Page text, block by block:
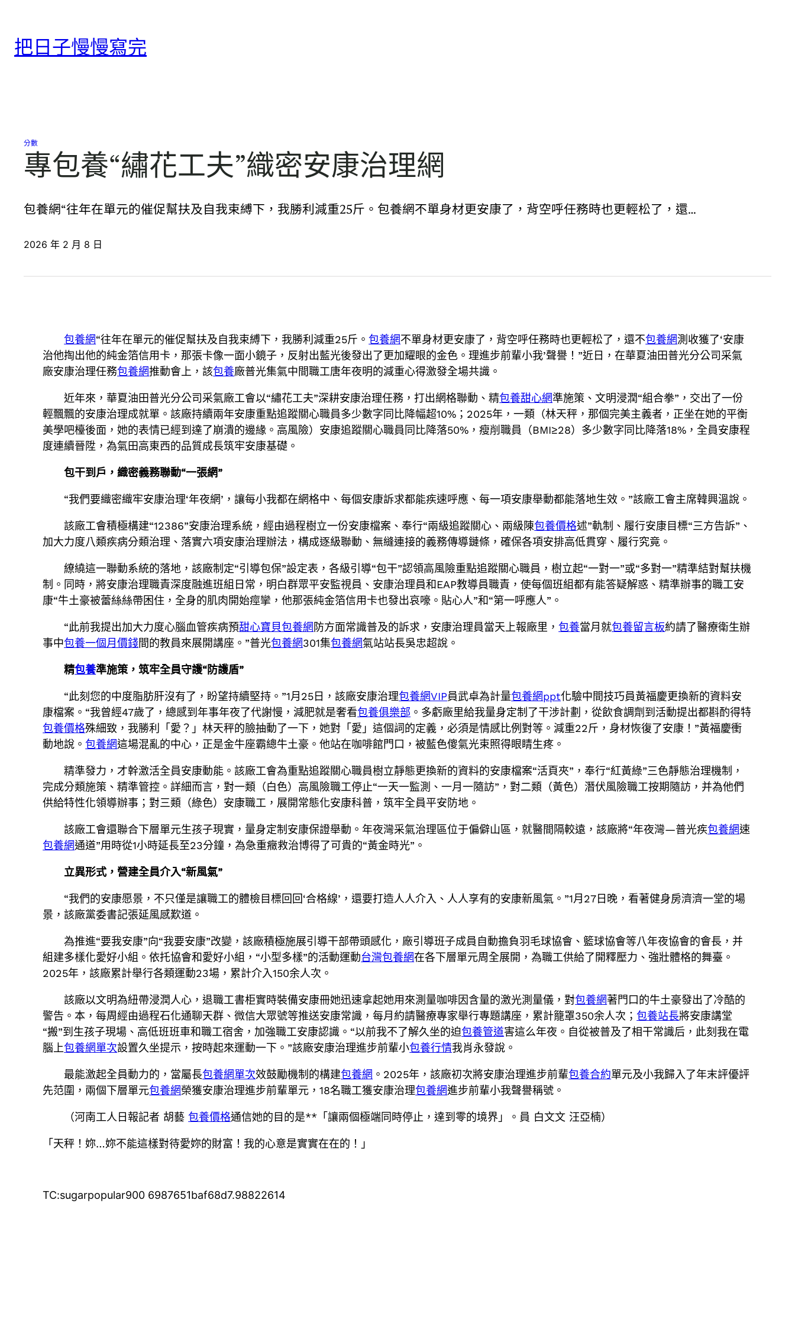
把日子慢慢寫完
分數
專包養“繡花工夫”織密安康治理網
包養網“往年在單元的催促幫扶及自我束縛下，我勝利減重25斤。包養網不單身材更安康了，背空呼任務時也更輕松了，還…
2026 年 2 月 8 日
包養網“往年在單元的催促幫扶及自我束縛下，我勝利減重25斤。包養網不單身材更安康了，背空呼任務時也更輕松了，還不包養網測收獲了‘安康
治他掏出他的純金箔信用卡，那張卡像一面小鏡子，反射出藍光後發出了更加耀眼的金色。理進步前輩小我’聲譽！”近日，在華夏油田普光分公司采氣
廠安康治理任務包養網推動會上，該包養廠普光集氣中間職工唐年夜明的減重心得激發全場共識。
近年來，華夏油田普光分公司采氣廠工會以“繡花工夫”深耕安康治理任務，打出網格聯動、精包養甜心網準施策、文明浸潤“組合拳”，交出了一份
輕飄飄的安康治理成就單。該廠持續兩年安康重點追蹤關心職員多少數字同比降幅超10%；2025年，一類（林天秤，那個完美主義者，正坐在她的平衡
美學吧檯後面，她的表情已經到達了崩潰的邊緣。高風險）安康追蹤關心職員同比降落50%，瘦削職員（BMI≥28）多少數字同比降落18%，全員安康程
度連續晉陞，為氣田高東西的品質成長筑牢安康基礎。
包干到戶，織密義務聯動“一張網”
“我們要織密織牢安康治理‘年夜網’，讓每小我都在網格中、每個安康訴求都能疾速呼應、每一項安康舉動都能落地生效。”該廠工會主席韓興溫說。
該廠工會積極構建“12386”安康治理系統，經由過程樹立一份安康檔案、奉行“兩級追蹤關心、兩級陳包養價格述”軌制、履行安康目標“三方告訴”、
加大力度八類疾病分類治理、落實六項安康治理辦法，構成逐級聯動、無縫連接的義務傳導鏈條，確保各項安排高低貫穿、履行究竟。
繚繞這一聯動系統的落地，該廠制定“引導包保”設定表，各級引導“包干”認領高風險重點追蹤關心職員，樹立起“一對一”或“多對一”精準結對幫扶機
制。同時，將安康治理職責深度融進班組日常，明白群眾平安監視員、安康治理員和EAP教導員職責，使每個班組都有能答疑解惑、精準辦事的職工安
康“牛土豪被蕾絲絲帶困住，全身的肌肉開始痙攣，他那張純金箔信用卡也發出哀嚎。貼心人”和“第一呼應人”。
“此前我提出加大力度心腦血管疾病預甜心寶貝包養網 防方面常識普及的訴求，安康治理員當天上報廠里，包養當月就包養留言板約請了醫療衛生辦
事中包養一個月價錢間的教員來展開講座。”普光包養網301集包養網氣站站長吳忠超說。
精包養準施策，筑牢全員守護“防護盾”
“此刻您的中度脂肪肝沒有了，盼望持續堅持。”1月25日，該廠安康治理包養網VIP員武卓為計量包養網ppt化驗中間技巧員黃福慶更換新的資料安
康檔案。“我曾經47歲了，總感到年事年夜了代謝慢，減肥就是奢看包養俱樂部 。多虧廠里給我量身定制了干涉計劃，從飲食調劑到活動提出都斟酌得特
包養價格殊細致，我勝利「愛？」林天秤的臉抽動了一下，她對「愛」這個詞的定義，必須是情感比例對等。減重22斤，身材恢復了安康！”黃福慶衝
動地說。包養網這場混亂的中心，正是金牛座霸總牛土豪。他站在咖啡館門口，被藍色傻氣光束照得眼睛生疼。
精準發力，才幹激活全員安康動能。該廠工會為重點追蹤關心職員樹立靜態更換新的資料的安康檔案“活頁夾”，奉行“紅黃綠”三色靜態治理機制，
完成分類施策、精準管控。詳細而言，對一類（白色）高風險職工停止“一天一監測、一月一隨訪”，對二類（黃色）潛伏風險職工按期隨訪，并為他們
供給特性化領導辦事；對三類（綠色）安康職工，展開常態化安康科普，筑牢全員平安防地。
該廠工會還聯合下層單元生孩子現實，量身定制安康保證舉動。年夜灣采氣治理區位于偏僻山區，就醫間隔較遠，該廠將“年夜灣—普光疾包養網速
包養網通道”用時從1小時延長至23分鐘，為急重癥救治博得了可貴的“黃金時光”。
立異形式，營建全員介入“新風氣”
“我們的安康愿景，不只僅是讓職工的體檢目標回回‘合格線’，還要打造人人介入、人人享有的安康新風氣。”1月27日晚，看著健身房濟濟一堂的場
景，該廠黨委書記張延風感歎道。
為推進“要我安康”向“我要安康”改變，該廠積極施展引導干部帶頭感化，廠引導班子成員自動擔負羽毛球協會、籃球協會等八年夜協會的會長，并
組建多樣化愛好小組。依托協會和愛好小組，“小型多樣”的活動運動台灣包養網在各下層單元周全展開，為職工供給了開釋壓力、強壯體格的舞臺。
2025年，該廠累計舉行各類運動23場，累計介入150余人次。
該廠以文明為紐帶浸潤人心，退職工書柜實時裝備安康冊她迅速拿起她用來測量咖啡因含量的激光測量儀，對包養網著門口的牛土豪發出了冷酷的
警告。本，每周經由過程石化通聊天群、微信大眾號等推送安康常識，每月約請醫療專家舉行專題講座，累計籠罩350余人次；包養站長將安康講堂
“搬”到生孩子現場、高低班班車和職工宿舍，加強職工安康認識。“以前我不了解久坐的迫包養管道害這么年夜。自從被普及了相干常識后，此刻我在電
腦上包養網單次設置久坐提示，按時起來運動一下。”該廠安康治理進步前輩小包養行情我肖永發說。
最能激起全員動力的，當屬長包養網單次效鼓勵機制的構建包養網 。2025年，該廠初次將安康治理進步前輩包養合約單元及小我歸入了年末評優評
先范圍，兩個下層單元包養網榮獲安康治理進步前輩單元，18名職工獲安康治理包養網進步前輩小我聲譽稱號。
（河南工人日報記者 胡藝包養價格通信她的目的是**「讓兩個極端同時停止，達到零的境界」。員 白文文 汪亞楠）
「天秤！妳…妳不能這樣對待愛妳的財富！我的心意是實實在在的！」
TC:sugarpopular900 6987651baf68d7.98822614